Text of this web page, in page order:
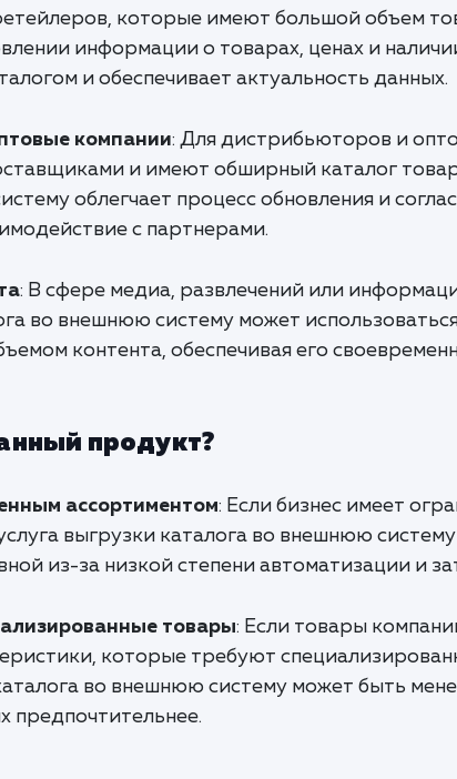
которые имеют большой объем
информации о товарах, ценах и
и обеспечивает актуальность данных.
компании: Для дистрибьюторов и
и имеют обширный каталог
облегчает процесс обновления и
с партнерами.
: В сфере медиа, развлечений или
во внешнюю систему может
контента, обеспечивая его
продукт?
ассортиментом: Если бизнес имеет
выгрузки каталога во внешнюю
из-за низкой степени автоматизации и
товары: Если товары
которые требуют
во внешнюю систему может быть
предпочтительнее.